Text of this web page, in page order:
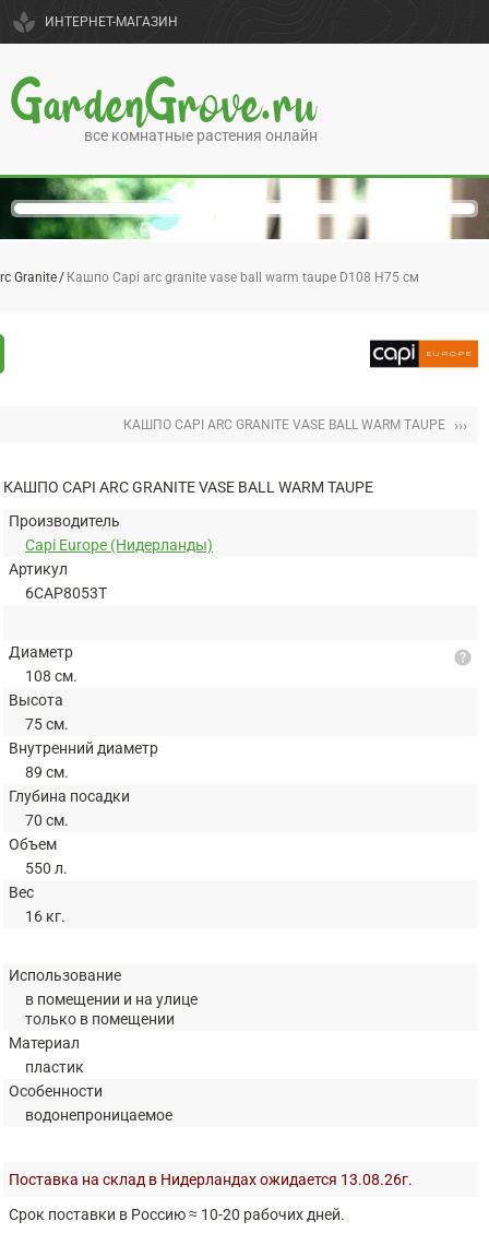
spa ИНТЕРНЕТ-МАГАЗИН
GardenGrove.ru
все комнатные растения онлайн
Granite Кашпо Capi arc granite vase ball warm taupe D108 H75 см
КАШПО CAPI ARC GRANITE VASE BALL WARM TAUPE ›››
КАШПО CAPI ARC GRANITE VASE BALL WARM TAUPE
Производитель
Capi Europe (Нидерланды)
Артикул
6CAP8053T
Диаметр
108 см.
Высота
75 см.
Внутренний диаметр
89 см.
Глубина посадки
70 см.
Объем
550 л.
Вес
16 кг.
help
Использование
в помещении и на улице
только в помещении
Материал
пластик
Особенности
водонепроницаемое
Поставка на склад в Нидерландах ожидается 13.08.26г.
Срок поставки в Россию ≈ 10-20 рабочих дней.